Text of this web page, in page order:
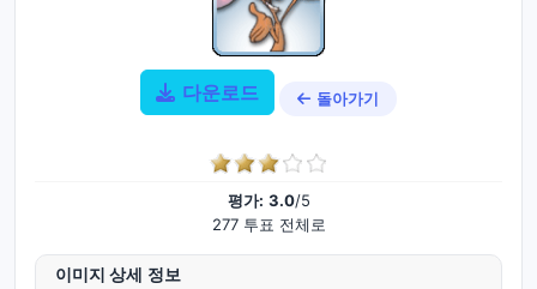
다운로드 돌아가기
평가: 3.0/5
277 투표 전체로
이미지 상세 정보